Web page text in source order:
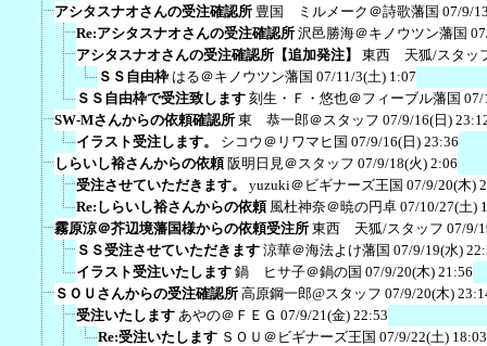
アシタスナオさんの受注確認所 豊国 ミルメーク＠詩歌藩国 07/9/
Re:アシタスナオさんの受注確認所 沢邑勝海＠キノウツン藩国
アシタスナオさんの受注確認所【追加発注】
東西 天狐/スタッ
ＳＳ自由枠 はる＠キノウツン藩国 07/11/3(土) 1:07
ＳＳ自由枠で受注致します 刻生・Ｆ・悠也＠フィーブル藩国 07/
SW-Mさんからの依頼確認所 東 恭一郎＠スタッフ 07/9/16(日)
イラスト受注します。
シコウ＠リワマヒ国 07/9/16(日) 23:36
しらいし裕さんからの依頼 阪明日見＠スタッフ 07/9/18(火) 2:06
受注させていただきます。
yuzuki＠ビギナーズ王国 07/9/20(木)
Re:しらいし裕さんからの依頼 風杜神奈＠暁の円卓 07/10/27(土)
霧原涼＠芥辺境藩国様からの依頼受注所 東西 天狐/スタッフ 07/9/
ＳＳ受注させていただきます 涼華＠海法よけ藩国 07/9/19(水)
イラスト受注いたします 鍋 ヒサ子＠鍋の国 07/9/20(木) 21:56
ＳＯＵさんからの受注確認所 高原鋼一郎@スタッフ 07/9/20(木)
受注いたします あやの＠ＦＥＧ 07/9/21(金) 22:53
Re:受注いたします ＳＯＵ＠ビギナーズ王国 07/9/22(土) 18:03